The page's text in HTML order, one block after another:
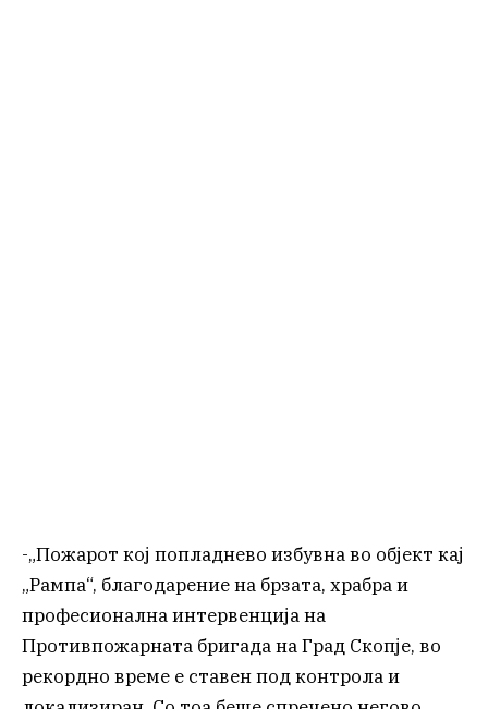
-„Пожарот кој попладнево избувна во објект кај
„Рампа“, благодарение на брзата, храбра и
професионална интервенција на
Противпожарната бригада на Град Скопје, во
рекордно време е ставен под контрола и